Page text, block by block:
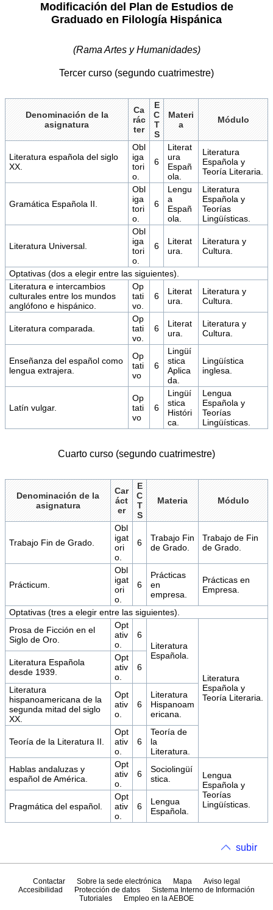
Modificación del Plan de Estudios de
Graduado en Filología Hispánica
(Rama Artes y Humanidades)
Tercer curso (segundo cuatrimestre)
Denominación de la
asignatura
Ca
rác
ter
E
C
T
S
Materi
a
Módulo
Literatura española del siglo
XX.
Obl
iga
tori
o.
6
Literat
ura
Españ
ola.
Literatura
Española y
Teoría Literaria.
Gramática Española II.
Obl
iga
tori
o.
6
Lengu
a
Españ
ola.
Literatura
Española y
Teorías
Lingüísticas.
Literatura Universal.
Obl
iga
tori
o.
6
Literat
ura.
Literatura y
Cultura.
Optativas (dos a elegir entre las siguientes).
Literatura e intercambios
culturales entre los mundos
anglófono e hispánico.
Op
tati
vo.
6
Literat
ura.
Literatura y
Cultura.
Literatura comparada.
Op
tati
vo.
6
Literat
ura.
Literatura y
Cultura.
Enseñanza del español como
lengua extrajera.
Op
tati
vo
6
Lingüí
stica
Aplica
da.
Lingüística
inglesa.
Latín vulgar.
Op
tati
vo
6
Lingüí
stica
Históri
ca.
Lengua
Española y
Teorías
Lingüísticas.
Cuarto curso (segundo cuatrimestre)
Denominación de la
asignatura
Car
áct
er
E
C
T
S
Materia Módulo
Trabajo Fin de Grado.
Obl
igat
ori
o.
6
Trabajo Fin
de Grado.
Trabajo de Fin
de Grado.
Prácticum.
Obl
igat
ori
o.
6
Prácticas
en
empresa.
Prácticas en
Empresa.
Optativas (tres a elegir entre las siguientes).
Prosa de Ficción en el
Siglo de Oro.
Opt
ativ
o.
6
Literatura
Española.
Literatura
Española y
Teoría Literaria.
Literatura Española
desde 1939.
Opt
ativ
o.
6
Literatura
hispanoamericana de la
segunda mitad del siglo
XX.
Opt
ativ
o.
6
Literatura
Hispanoam
ericana.
Teoría de la Literatura II.
Opt
ativ
o.
6
Teoría de
la
Literatura.
Hablas andaluzas y
español de América.
Opt
ativ
o.
6
Sociolingüí
stica.
Lengua
Española y
Teorías
Lingüísticas.
Pragmática del español.
Opt
ativ
o.
6
Lengua
Española.
subir
Contactar Sobre la sede electrónica Mapa
Aviso legal
Accesibilidad
Protección de datos
Sistema Interno de Información
Tutoriales
Empleo en la AEBOE